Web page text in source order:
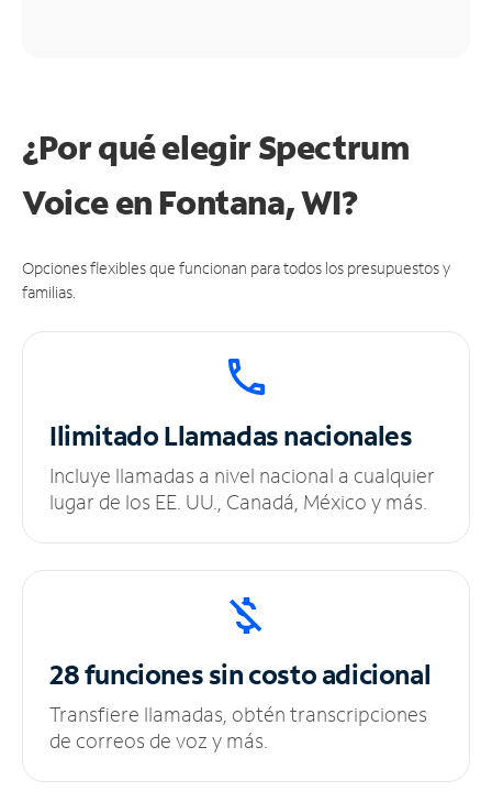
¿Por qué elegir Spectrum
Voice en Fontana, WI?
Opciones flexibles que funcionan para todos los presupuestos y
familias.
IlimitadoLlamadas nacionales
Incluye llamadas a nivel nacional a cualquier
lugar de los EE. UU., Canadá, México y más.
28 funciones sincosto adicional
Transfiere llamadas, obtén transcripciones
de correos de voz y más.